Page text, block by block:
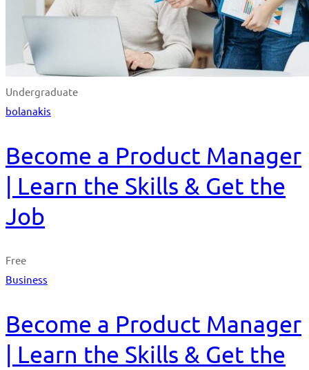
Undergraduate
bolanakis
Become a Product Manager
| Learn the Skills & Get the
Job
Free
Business
Become a Product Manager
| Learn the Skills & Get the